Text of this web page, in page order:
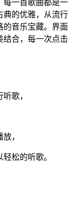
每一首歌曲都是一
典的优雅，从流行
的音乐宝藏。界面
结合，每一次点击
歌，
，
松的听歌。